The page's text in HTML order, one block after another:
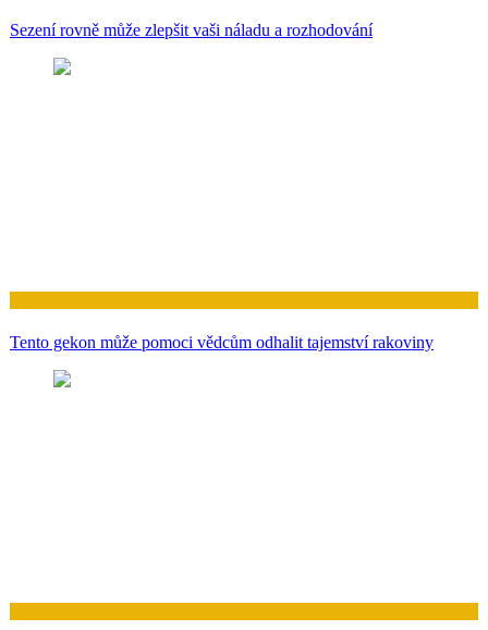
Sezení rovně může zlepšit vaši náladu a rozhodování
Tento gekon může pomoci vědcům odhalit tajemství rakoviny